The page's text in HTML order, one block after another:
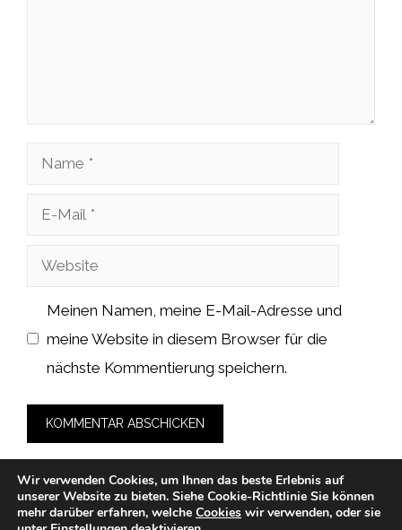
Name
Website
Meinen Namen, meine E-Mail-Adresse und
meine Website in diesem Browser für die
nächste Kommentierung speichern.
Wir verwenden Cookies, um Ihnen das beste Erlebnis auf
unserer Website zu bieten. Siehe Cookie-Richtlinie Sie können
mehr darüber erfahren, welche Cookies wir verwenden, oder sie